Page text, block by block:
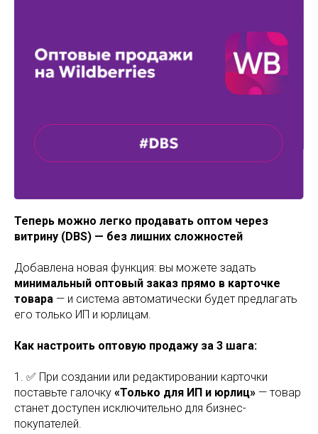
Теперь можно легко продавать оптом через
витрину (DBS) — без лишних сложностей
Добавлена новая функция: вы можете задать
минимальный оптовый заказ прямо в карточке
товара — и система автоматически будет предлагать
его только ИП и юрлицам.
Как настроить оптовую продажу за 3 шага:
1. ✅ При создании или редактировании карточки
поставьте галочку «Только для ИП и юрлиц» — товар
станет доступен исключительно для бизнес-
покупателей.